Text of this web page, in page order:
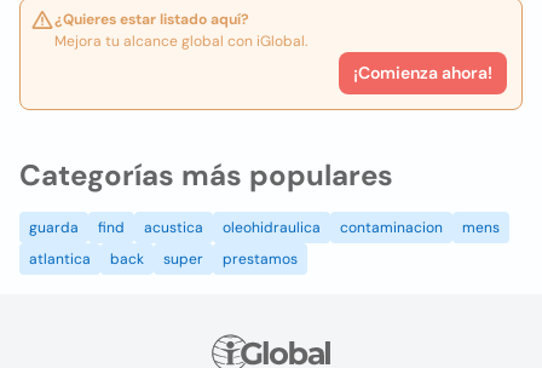
¿Quieres estar listado aquí?
Mejora tu alcance global con iGlobal.
¡Comienza ahora!
Categorías más populares
guarda find acustica oleohidraulica contaminacion
mens
atlantica
back super prestamos